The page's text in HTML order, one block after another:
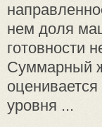
нем доля
готовности
Суммарный
уровня ...